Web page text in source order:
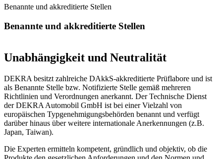
Benannte und akkreditierte Stellen
Benannte und akkreditierte Stellen
Unabhängigkeit und Neutralität
DEKRA besitzt zahlreiche DAkkS-akkreditierte Prüflabore und ist
als Benannte Stelle bzw. Notifizierte Stelle gemäß mehreren
Richtlinien und Verordnungen anerkannt. Der Technische Dienst
der DEKRA Automobil GmbH ist bei einer Vielzahl von
europäischen Typgenehmigungsbehörden benannt und verfügt
darüber hinaus über weitere internationale Anerkennungen (z.B.
Japan, Taiwan).
Die Experten ermitteln kompetent, gründlich und objektiv, ob die